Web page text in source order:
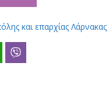
και επαρχίας Λάρνακας
WhatsApp